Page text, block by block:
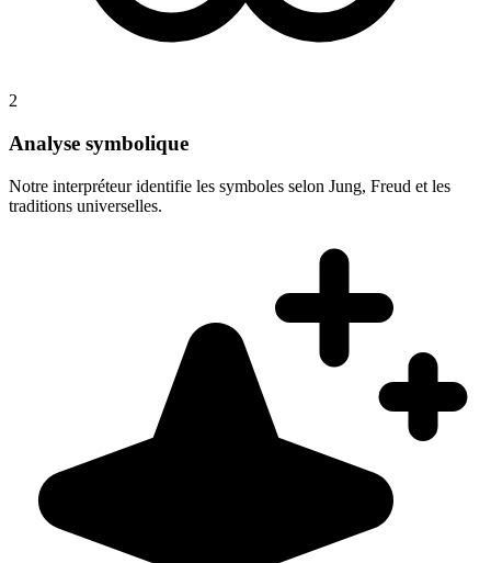
2
Analyse symbolique
Notre interpréteur identifie les symboles selon Jung, Freud et les
traditions universelles.